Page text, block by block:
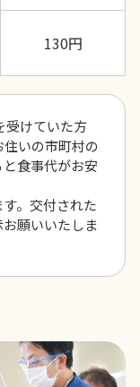
130円
けていた方
いの市町村の
食事代がお安
。交付された
願いいたしま